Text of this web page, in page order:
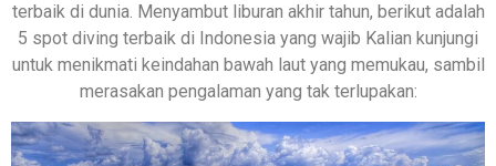
terbaik di dunia. Menyambut liburan akhir tahun, berikut adalah
5 spot diving terbaik di Indonesia yang wajib Kalian kunjungi
untuk menikmati keindahan bawah laut yang memukau, sambil
merasakan pengalaman yang tak terlupakan: